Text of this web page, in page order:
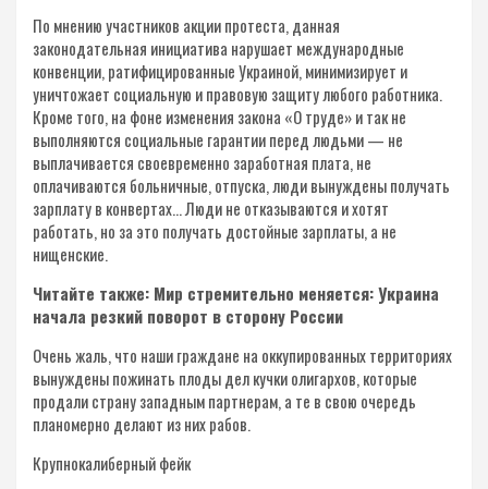
По мнению участников акции протеста, данная
законодательная инициатива нарушает международные
конвенции, ратифицированные Украиной, минимизирует и
уничтожает социальную и правовую защиту любого работника.
Кроме того, на фоне изменения закона «О труде» и так не
выполняются социальные гарантии перед людьми — не
выплачивается своевременно заработная плата, не
оплачиваются больничные, отпуска, люди вынуждены получать
зарплату в конвертах… Люди не отказываются и хотят
работать, но за это получать достойные зарплаты, а не
нищенские.
Читайте также: Мир стремительно меняется: Украина
начала резкий поворот в сторону России
Очень жаль, что наши граждане на оккупированных территориях
вынуждены пожинать плоды дел кучки олигархов, которые
продали страну западным партнерам, а те в свою очередь
планомерно делают из них рабов.
Крупнокалиберный фейк